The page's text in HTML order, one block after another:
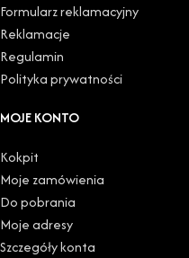
Formularz reklamacyjny
Reklamacje
Regulamin
Polityka prywatności
MOJE KONTO
Kokpit
Moje zamówienia
Do pobrania
Moje adresy
Szczegóły konta